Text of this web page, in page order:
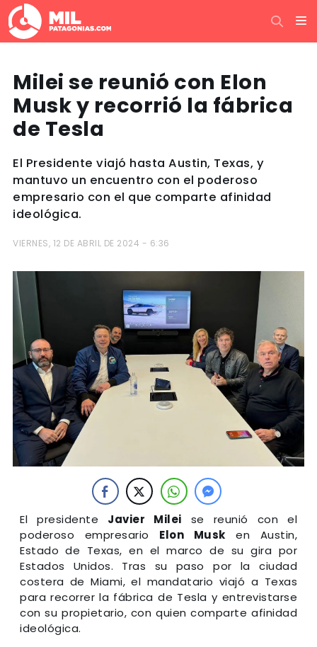
Milei se reunió con Elon
Musk y recorrió la fábrica
de Tesla
El Presidente viajó hasta Austin, Texas, y
mantuvo un encuentro con el poderoso
empresario con el que comparte afinidad
ideológica.
VIERNES, 12 DE ABRIL DE 2024 - 6:36
El presidente Javier Milei se reunió con el
poderoso empresario Elon Musk en Austin,
Estado de Texas, en el marco de su gira por
Estados Unidos. Tras su paso por la ciudad
costera de Miami, el mandatario viajó a Texas
para recorrer la fábrica de Tesla y entrevistarse
con su propietario, con quien comparte afinidad
ideológica.